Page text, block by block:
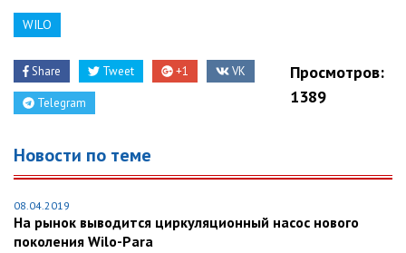
WILO
Share Tweet +1 VK
Telegram
Просмотров:
1389
Новости по теме
08.04.2019
На рынок выводится циркуляционный насос нового
поколения Wilo-Para